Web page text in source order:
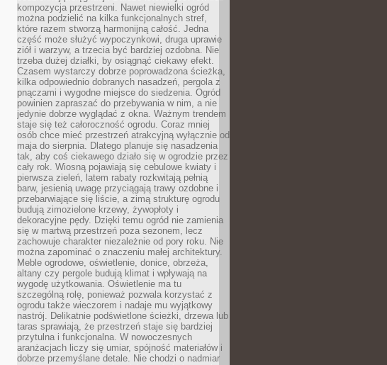
kompozycja przestrzeni. Nawet niewielki ogród
można podzielić na kilka funkcjonalnych stref,
które razem stworzą harmonijną całość. Jedna
część może służyć wypoczynkowi, druga uprawie
ziół i warzyw, a trzecia być bardziej ozdobna. Nie
trzeba dużej działki, by osiągnąć ciekawy efekt.
Czasem wystarczy dobrze poprowadzona ścieżka,
kilka odpowiednio dobranych nasadzeń, pergola z
pnączami i wygodne miejsce do siedzenia. Ogród
powinien zapraszać do przebywania w nim, a nie
jedynie dobrze wyglądać z okna. Ważnym trendem
staje się też całoroczność ogrodu. Coraz mniej
osób chce mieć przestrzeń atrakcyjną wyłącznie od
maja do sierpnia. Dlatego planuje się nasadzenia
tak, aby coś ciekawego działo się w ogrodzie przez
cały rok. Wiosną pojawiają się cebulowe kwiaty i
pierwsza zieleń, latem rabaty rozkwitają pełnią
barw, jesienią uwagę przyciągają trawy ozdobne i
przebarwiające się liście, a zimą strukturę ogrodu
budują zimozielone krzewy, żywopłoty i
dekoracyjne pędy. Dzięki temu ogród nie zamienia
się w martwą przestrzeń poza sezonem, lecz
zachowuje charakter niezależnie od pory roku. Nie
można zapominać o znaczeniu małej architektury.
Meble ogrodowe, oświetlenie, donice, obrzeża,
altany czy pergole budują klimat i wpływają na
wygodę użytkowania. Oświetlenie ma tu
szczególną rolę, ponieważ pozwala korzystać z
ogrodu także wieczorem i nadaje mu wyjątkowy
nastrój. Delikatnie podświetlone ścieżki, drzewa lub
taras sprawiają, że przestrzeń staje się bardziej
przytulna i funkcjonalna. W nowoczesnych
aranżacjach liczy się umiar, spójność materiałów i
dobrze przemyślane detale. Nie chodzi o nadmiar